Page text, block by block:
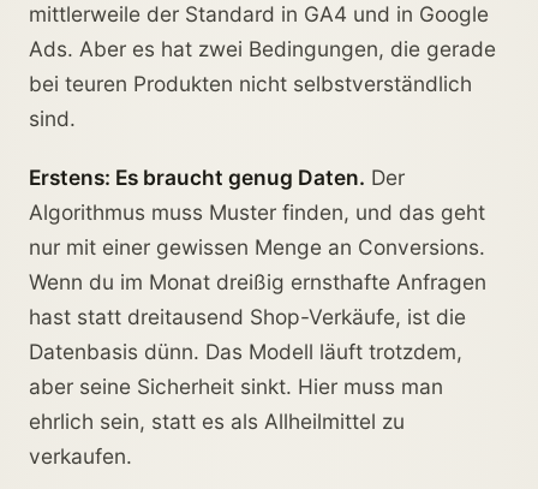
mittlerweile der Standard in GA4 und in Google
Ads. Aber es hat zwei Bedingungen, die gerade
bei teuren Produkten nicht selbstverständlich
sind.
Erstens: Es braucht genug Daten. Der
Algorithmus muss Muster finden, und das geht
nur mit einer gewissen Menge an Conversions.
Wenn du im Monat dreißig ernsthafte Anfragen
hast statt dreitausend Shop-Verkäufe, ist die
Datenbasis dünn. Das Modell läuft trotzdem,
aber seine Sicherheit sinkt. Hier muss man
ehrlich sein, statt es als Allheilmittel zu
verkaufen.